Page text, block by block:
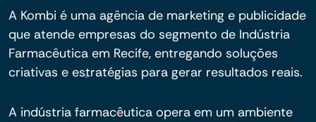
A Kombi é uma agência de marketing e publicidade
que atende empresas do segmento de Indústria
Farmacêutica em Recife, entregando soluções
criativas e estratégias para gerar resultados reais.
A indústria farmacêutica opera em um ambiente